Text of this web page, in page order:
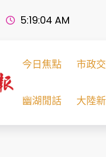
5:19:05 AM
今日焦點 市政
幽湖閒話 大陸